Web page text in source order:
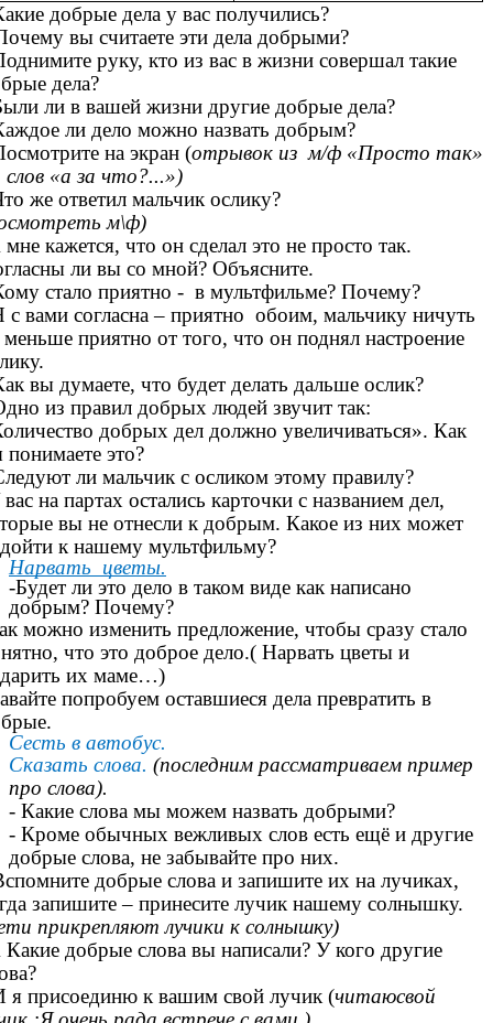
добрые дела у вас получились?
вы считаете эти дела добрыми?
руку, кто из вас в жизни совершал такие
дела?
ли в вашей жизни другие добрые дела?
ли дело можно назвать добрым?
на экран (отрывок из м/ф «Просто так»
слов «а за что?...»)
же ответил мальчик ослику?
м\ф)
кажется, что он сделал это не просто так.
ли вы со мной? Объясните.
стало приятно - в мультфильме? Почему?
с вами согласна – приятно обоим, мальчику ничуть
меньше приятно от того, что он поднял настроение
вы думаете, что будет делать дальше ослик?
из правил добрых людей звучит так:
добрых дел должно увеличиваться». Как
понимаете это?
ли мальчик с осликом этому правилу?
на партах остались карточки с названием дел,
вы не отнесли к добрым. Какое из них может
к нашему мультфильму?
Нарвать цветы.
-Будет ли это дело в таком виде как написано
добрым? Почему?
можно изменить предложение, чтобы сразу стало
что это доброе дело.( Нарвать цветы и
их маме…)
попробуем оставшиеся дела превратить в
Сесть в автобус.
Сказать слова. (последним рассматриваем пример
про слова).
- Какие слова мы можем назвать добрыми?
- Кроме обычных вежливых слов есть ещё и другие
добрые слова, не забывайте про них.
добрые слова и запишите их на лучиках,
запишите – принесите лучик нашему солнышку.
прикрепляют лучики к солнышку)
добрые слова вы написали? У кого другие
я присоединю к вашим свой лучик (читаюсвой